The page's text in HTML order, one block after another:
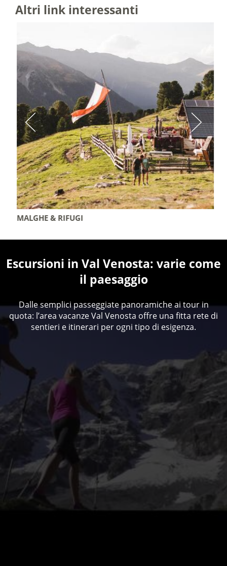
Altri link interessanti
MALGHE & RIFUGI
Escursioni in Val Venosta: varie come
il paesaggio
Dalle semplici passeggiate panoramiche ai tour in
quota: l’area vacanze Val Venosta offre una fitta rete di
sentieri e itinerari per ogni tipo di esigenza.